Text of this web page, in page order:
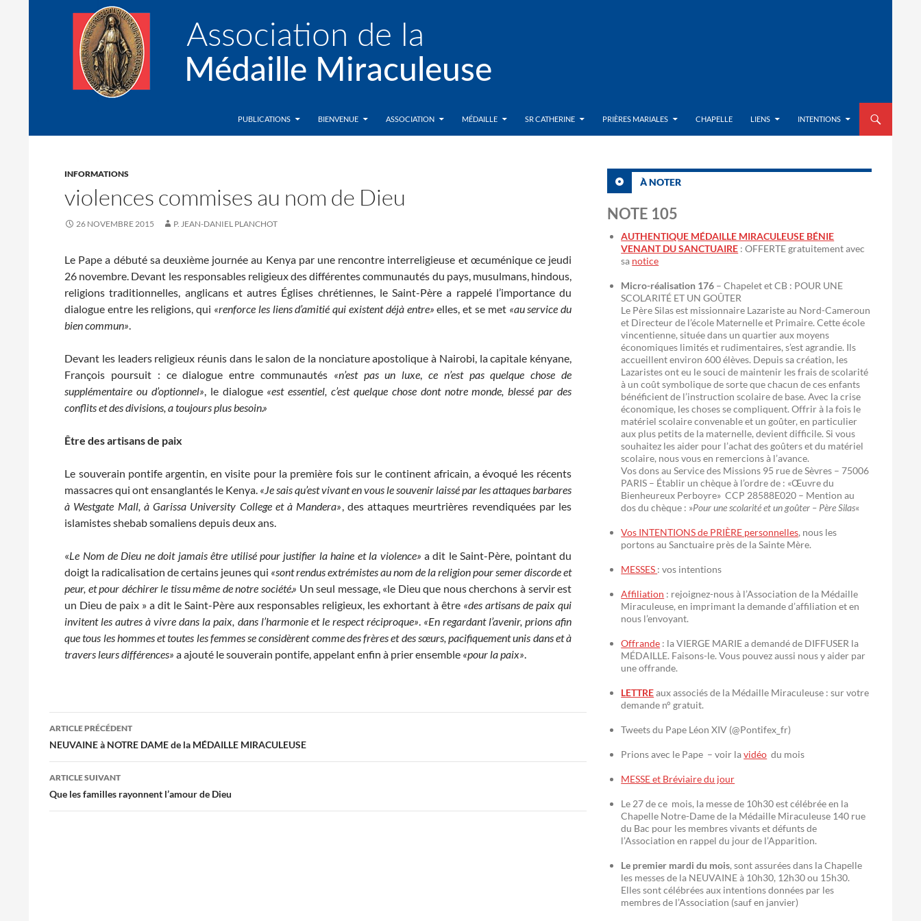
Association de la Médaille MiraculeusePUBLICATIONS
BIENVENUE ASSOCIATION MÉDAILLE SR CATHERINE PRIÈRES MARIALES CHAPELLE LIENS INTENTIONS
INFORMATIONS
violences commises au nom de Dieu
26 NOVEMBRE 2015 P. JEAN-DANIEL PLANCHOT
Le Pape a débuté sa deuxième journée au Kenya par une rencontre interreligieuse et œcuménique ce jeudi
26 novembre. Devant les responsables religieux des différentes communautés du pays, musulmans, hindous,
religions traditionnelles, anglicans et autres Églises chrétiennes, le Saint-Père a rappelé l’importance du
dialogue entre les religions, qui «renforce les liens d’amitié qui existent déjà entre» elles, et se met «au service du
bien commun».
Devant les leaders religieux réunis dans le salon de la nonciature apostolique à Nairobi, la capitale kényane,
François poursuit : ce dialogue entre communautés «n’est pas un luxe,ce n’est pas quelque chose de
supplémentaire ou d’optionnel», le dialogue«est essentiel, c’est quelque chose dont notre monde, blessé par des
conflits et des divisions, a toujours plus besoin.»
Être des artisans de paix
Le souverain pontife argentin, en visite pour la première fois sur le continent africain, a évoqué les récents
massacres qui ont ensanglantés le Kenya. «Je sais qu’est vivant en vous le souvenir laissé par les attaques barbares
à Westgate Mall, à Garissa University College et à Mandera», des attaques meurtrières revendiquées par les
islamistes shebab somaliens depuis deux ans.
«Le Nom de Dieu ne doit jamais être utilisé pour justifier la haine et la violence» a dit le Saint-Père, pointant du
doigt la radicalisation de certains jeunes qui «sont rendus extrémistes au nom de la religion pour semer discorde et
peur, et pour déchirer le tissu même de notre société.» Un seul message, «le Dieu que nous cherchons à servir est
un Dieu de paix » a dit le Saint-Père aux responsables religieux, les exhortant à être «des artisans de paix qui
invitent les autres à vivre dans la paix, dans l’harmonie et le respect réciproque». «En regardant l’avenir, prions afin
que tous les hommes et toutes les femmes se considèrent comme des frères et des sœurs, pacifiquement unis dans et à
travers leurs différences» a ajouté le souverain pontife, appelant enfin à prier ensemble «pour la paix».
Navigation
des
articles
ARTICLE PRÉCÉDENT
NEUVAINE à NOTRE DAME de la MÉDAILLE MIRACULEUSE
ARTICLE SUIVANT
Que les familles rayonnent l’amour de Dieu
À NOTER
NOTE 105
AUTHENTIQUE MÉDAILLE MIRACULEUSE BÉNIE
VENANT DU SANCTUAIRE : OFFERTE gratuitement avec
sa notice
Micro-réalisation 176 – Chapelet et CB : POUR UNE
SCOLARITÉ ET UN GOÛTER
Le Père Silas est missionnaire Lazariste au Nord-Cameroun
et Directeur de l’école Maternelle et Primaire. Cette école
vincentienne, située dans un quartier aux moyens
économiques limités et rudimentaires, s’est agrandie. Ils
accueillent environ 600 élèves. Depuis sa création, les
Lazaristes ont eu le souci de maintenir les frais de scolarité
à un coût symbolique de sorte que chacun de ces enfants
bénéficient de l’instruction scolaire de base. Avec la crise
économique, les choses se compliquent. Offrir à la fois le
matériel scolaire convenable et un goûter, en particulier
aux plus petits de la maternelle, devient difficile. Si vous
souhaitez les aider pour l’achat des goûters et du matériel
scolaire, nous vous en remercions à l’avance.
Vos dons au Service des Missions 95 rue de Sèvres – 75006
PARIS – Établir un chèque à l’ordre de : «Œuvre du
Bienheureux Perboyre» CCP 28588E020 – Mention au
dos du chèque : »Pour une scolarité et un goûter – Père Silas«
Vos INTENTIONS de PRIÈRE personnelles, nous les
portons au Sanctuaire près de la Sainte Mère.
MESSES : vos intentions
Affiliation : rejoignez-nous à l’Association de la Médaille
Miraculeuse, en imprimant la demande d’affiliation et en
nous l’envoyant.
Offrande : la VIERGE MARIE a demandé de DIFFUSER la
MÉDAILLE. Faisons-le. Vous pouvez aussi nous y aider par
une offrande.
LETTREaux associés de la Médaille Miraculeuse : sur votre
demande n° gratuit.
Tweets du Pape Léon XIV (@Pontifex_fr)
Prions avec le Pape – voir lavidéo du mois
MESSE et Bréviaire du jour
Le 27 de ce mois, la messe de 10h30 est célébrée en la
Chapelle Notre-Dame de la Médaille Miraculeuse 140 rue
du Bac pour les membres vivants et défunts de
l’Association en rappel du jour de l’Apparition.
Le premier mardi du mois, sont assurées dans la Chapelle
les messes de la NEUVAINE à 10h30, 12h30 ou 15h30.
Elles sont célébrées aux intentions données par les
membres de l’Association (sauf en janvier)